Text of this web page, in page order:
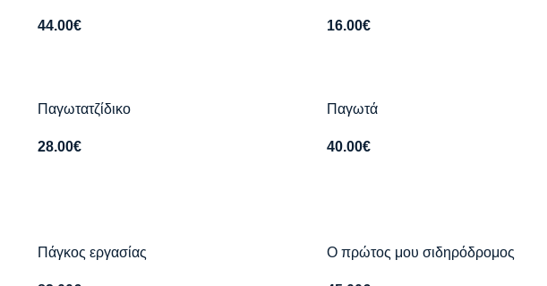
44.00€ 16.00€
Παγωτατζίδικο
28.00€
Παγωτά
40.00€
Πάγκος εργασίας Ο πρώτος μου σιδηρόδρομος